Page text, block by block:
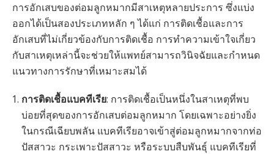
การอักเสบของต่อมลูกหมากมีสาเหตุหลายประการ ซึ่งแบ่ง
ออกได้เป็นสองประเภทหลัก ๆ ได้แก่ การติดเชื้อและการ
อักเสบที่ไม่เกี่ยวข้องกับการติดเชื้อ การทำความเข้าใจเกี่ยว
กับสาเหตุเหล่านี้จะช่วยให้แพทย์สามารถวินิจฉัยและกำหนด
แนวทางการรักษาที่เหมาะสมได้
การติดเชื้อแบคทีเรีย: การติดเชื้อเป็นหนึ่งในสาเหตุที่พบ
บ่อยที่สุดของการอักเสบต่อมลูกหมาก โดยเฉพาะอย่างยิ่ง
ในกรณีเฉียบพลัน แบคทีเรียอาจเข้าสู่ต่อมลูกหมากจากท่อ
ปัสสาวะ กระเพาะปัสสาวะ หรือระบบสืบพันธุ์ แบคทีเรียที่